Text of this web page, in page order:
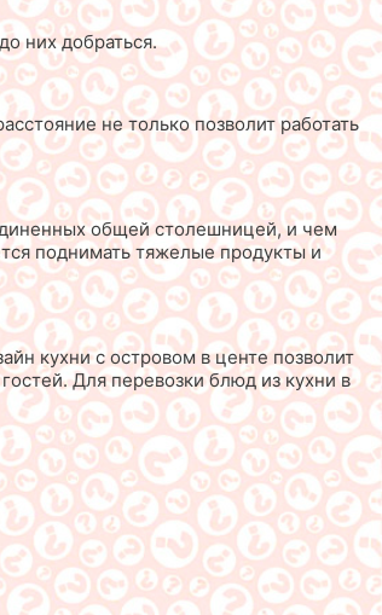
них добраться.
не только позволит работать
общей столешницей, и чем
поднимать тяжелые продукты и
кухни с островом в центе позволит
Для перевозки блюд из кухни в